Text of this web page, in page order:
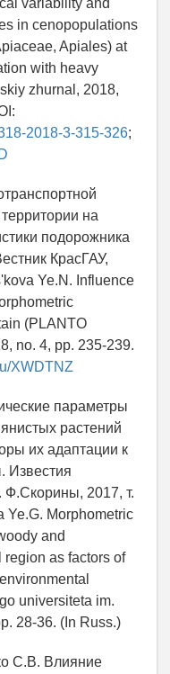
variability and
in cenopopulations
Apiales) at
with heavy
zhurnal, 2018,
2018-3-315-326;
на
подорожника
КрасГАУ,
Ye.N. Influence
(PLANTO
no. 4, pp. 235-239.
XWDTNZ
параметры
растений
их адаптации к
Известия
Ф.Скорины, 2017, т.
Ye.G. Morphometric
and
region as factors of
universiteta im.
28-36. (In Russ.)
С.В. Влияние